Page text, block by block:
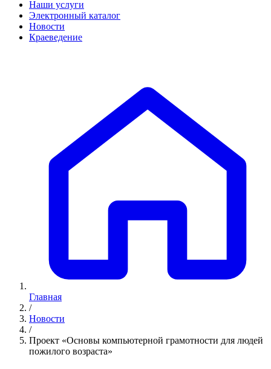
Наши услуги
Электронный каталог
Новости
Краеведение
Главная
/
Новости
/
Проект «Основы компьютерной грамотности для людей
пожилого возраста»